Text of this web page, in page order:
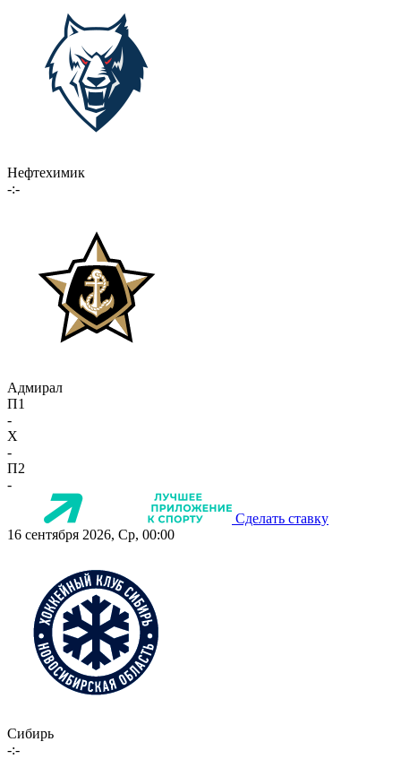
Нефтехимик
-:-
Адмирал
П1
-
X
-
П2
-
Сделать ставку
16 сентября 2026, Ср, 00:00
Сибирь
-:-